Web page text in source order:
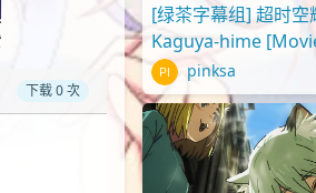
下载 0 次
[绿茶字幕组] 超时
Kaguya-hime
[1080p][简繁日内封]
pinksa